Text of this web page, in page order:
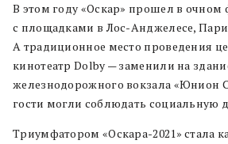
В этом году «Оскар» прошел в очном
с площадками в Лос-Анджелесе,
А традиционное место проведения
кинотеатр Dolby — заменили на
железнодорожного вокзала «Юнион
гости могли соблюдать социальную
Триумфатором «Оскара-2021» стала